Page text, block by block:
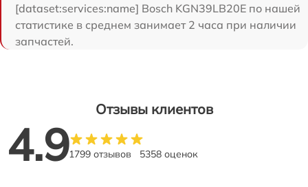
[dataset:services:name] Bosch KGN39LB20E по нашей
статистике в среднем занимает 2 часа при наличии
запчастей.
Отзывы клиентов
4.91799 отзывов 5358 оценок